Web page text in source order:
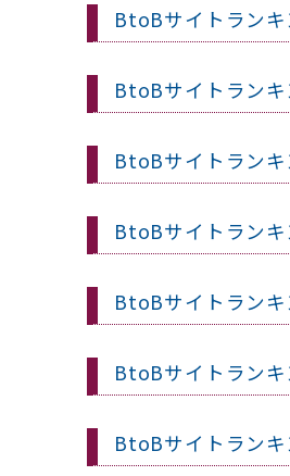
BtoBサイトラン
BtoBサイトラン
BtoBサイトラン
BtoBサイトラン
BtoBサイトラン
BtoBサイトラン
BtoBサイトラン